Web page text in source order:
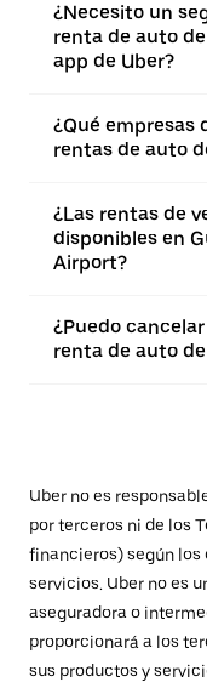
¿Necesito un
renta de auto
app de Uber?
¿Qué empresas
rentas de auto
¿Las rentas de
disponibles en
Airport?
¿Puedo
renta de auto
Uber no es
por terceros ni de los
financieros) según los
servicios. Uber no es
aseguradora o
proporcionará a los
sus productos y